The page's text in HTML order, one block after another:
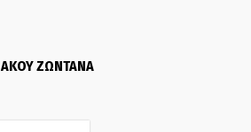
ΑΚΟΥ ΖΩΝΤΑΝΑ